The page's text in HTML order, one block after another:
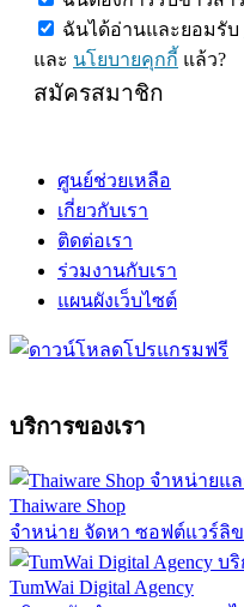
ฉันได้อ่านและยอมรับ
และ นโยบายคุกกี้ แล้ว?
สมัครสมาชิก
ศูนย์ช่วยเหลือ
เกี่ยวกับเรา
ติดต่อเรา
ร่วมงานกับเรา
แผนผังเว็บไซต์
บริการของเรา
Thaiware Shop
จำหน่าย จัดหา ซอฟต์แวร์ลิ
TumWai Digital Agency